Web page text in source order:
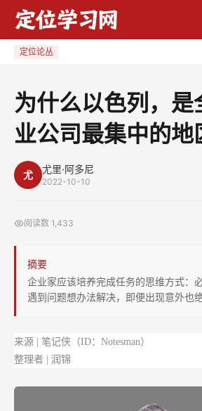
列，
定位论丛
为什么以色列，是
业公司最集中的地
尤 尤里·阿多尼
2022-10-10
阅读数 1,433
摘要
企业家应该培养完成任务的思维方式：
遇到问题想办法解决，即便出现意外也绝
来源 | 笔记侠（ID：Notesman）
整理者 | 润锦